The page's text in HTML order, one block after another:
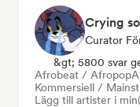
Crying
Curator
&gt; 5800 svar
Afrobeat / Afropop
Kommersiell /
Lägg till artister i